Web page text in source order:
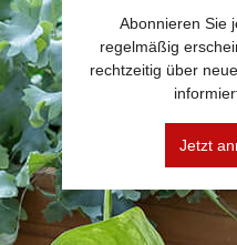
Abonnieren Sie
regelmäßig
rechtzeitig über
Jetzt